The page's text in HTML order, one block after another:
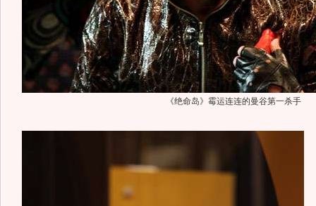
《绝命岛》霉运连连的曼谷第一杀手